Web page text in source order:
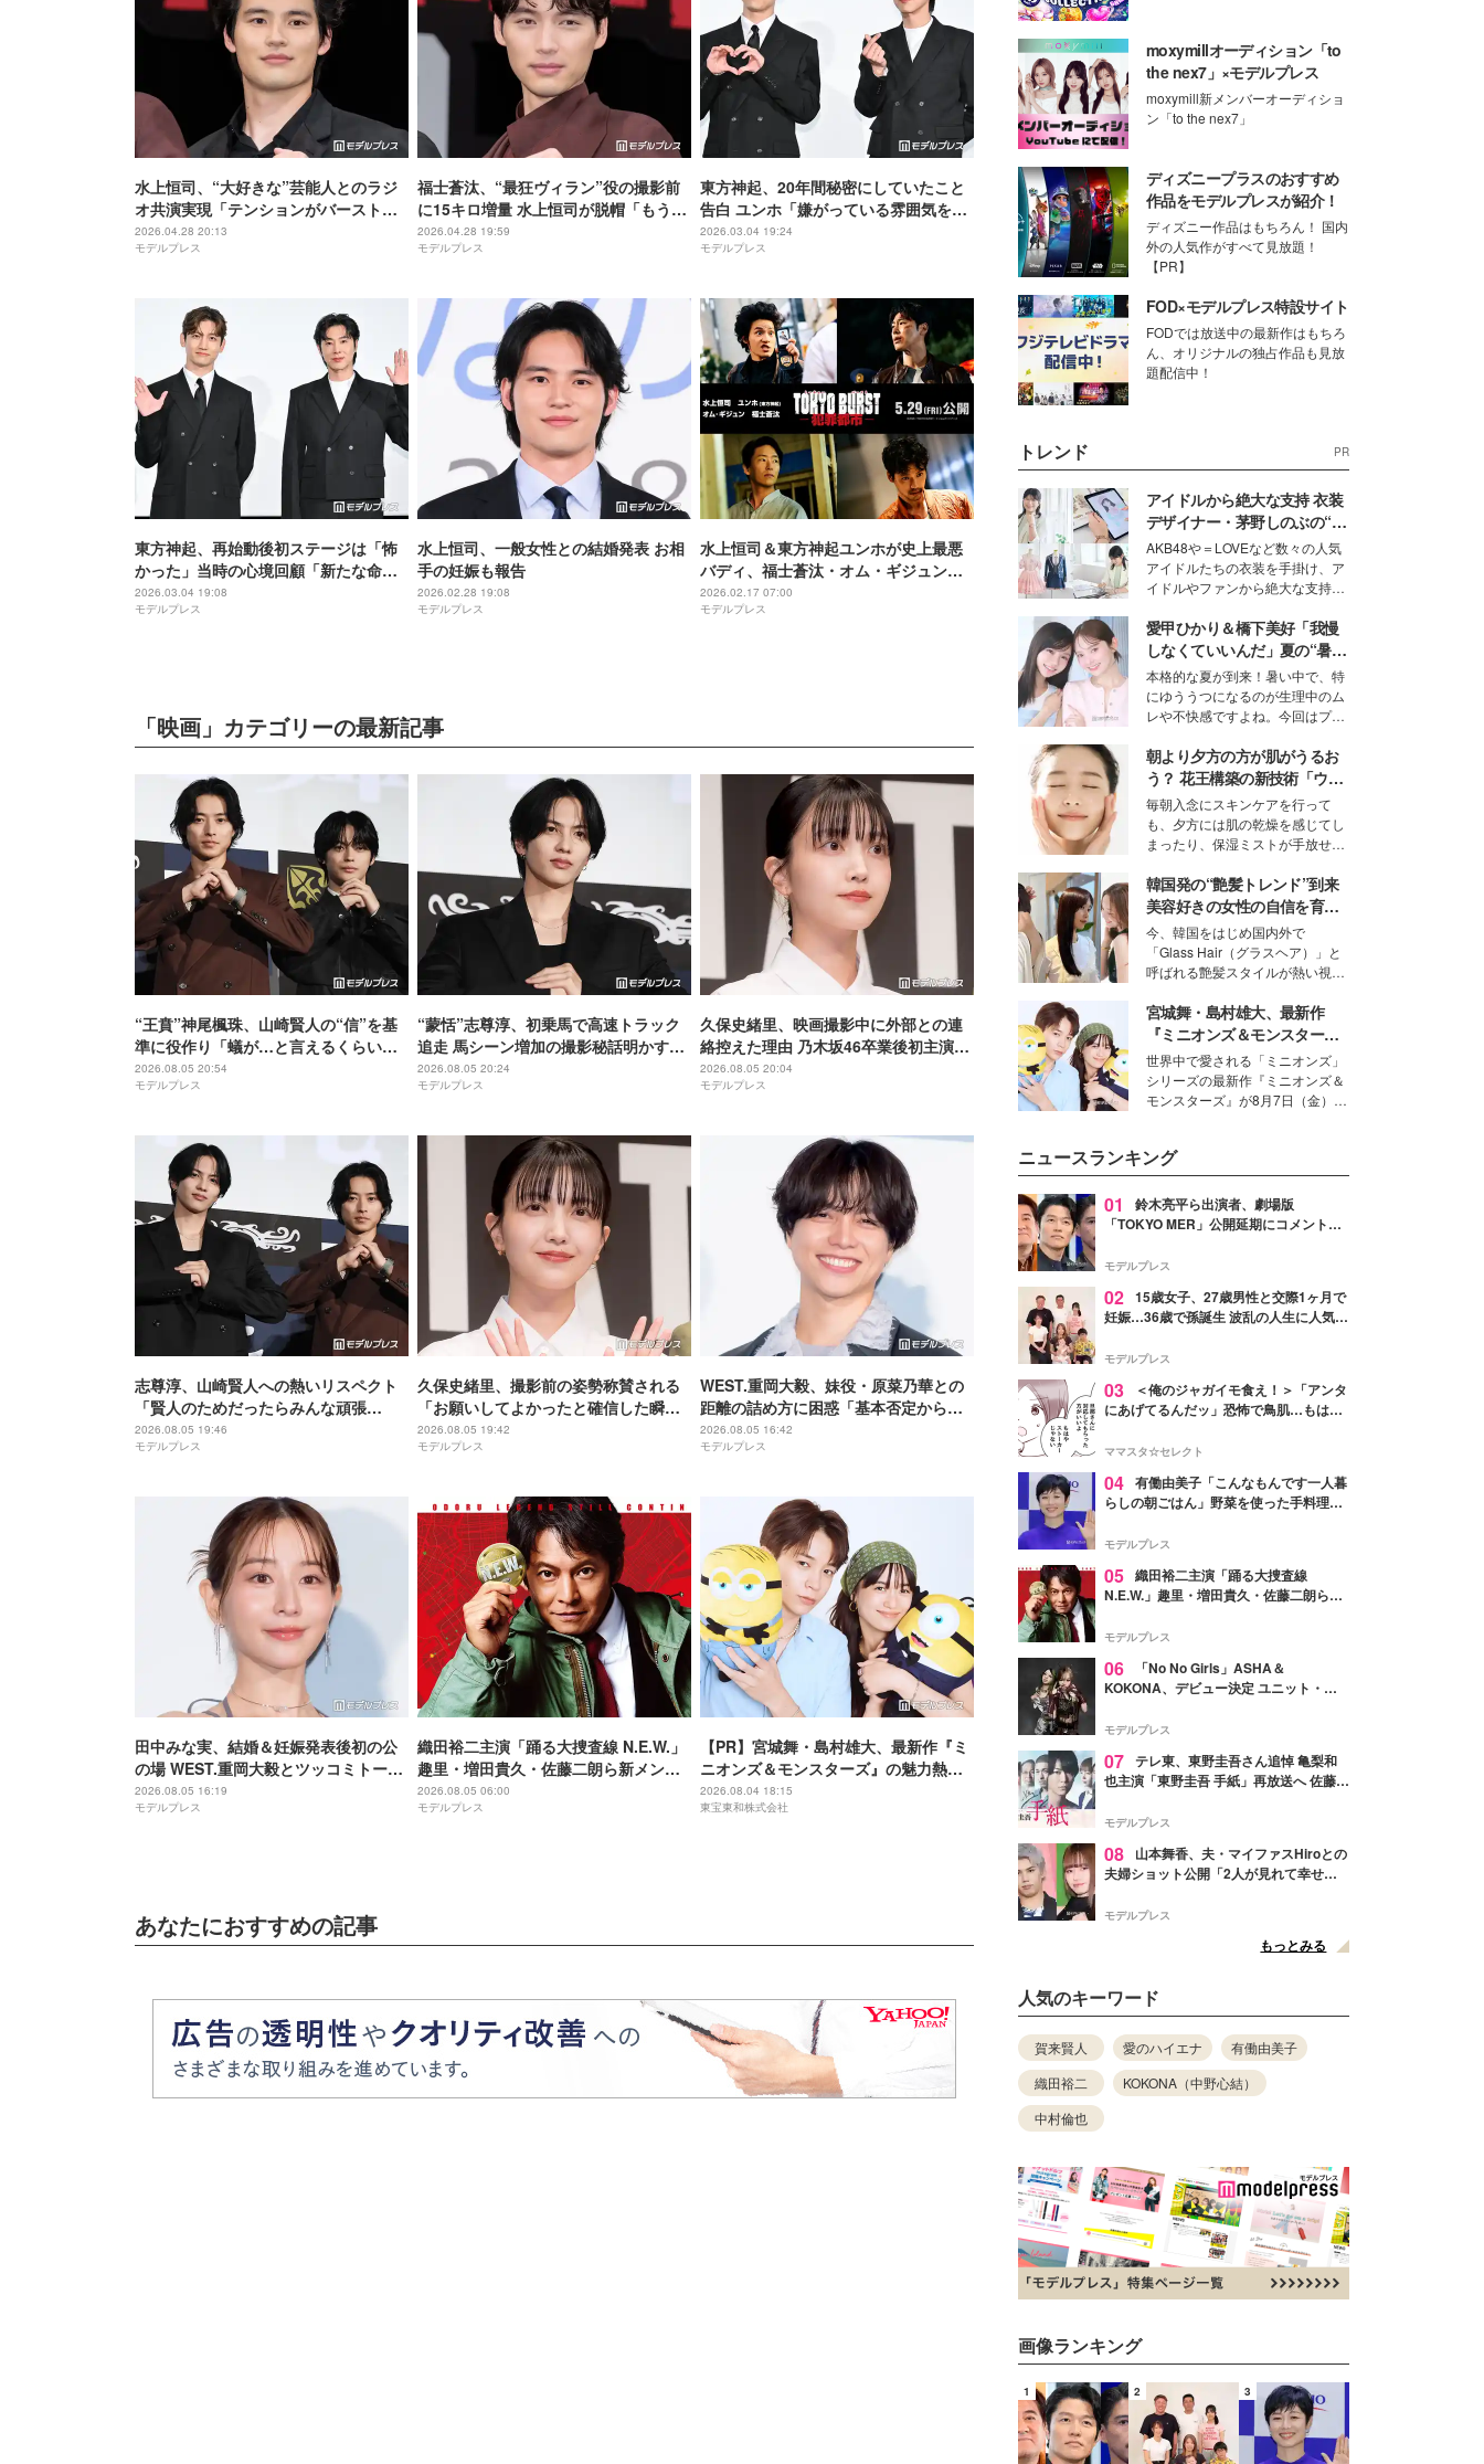
水上恒司、“大好きな”芸能人とのラジ
オ共演実現「テンションがバーストし
た時」と語る【TOKYO BURST-犯罪都
市-】
2026.04.28 20:13
モデルプレス
福士蒼汰、“最狂ヴィラン”役の撮影前
に15キロ増量 水上恒司が脱帽「もう僕
は筋肉って言えない」【TOKYO
BURST-犯罪都市-】
2026.04.28 19:59
モデルプレス
東方神起、20年間秘密にしていたこと
告白 ユンホ「嫌がっている雰囲気を出
していたのですが…」【東方神起 20th
Anniversary Film「IDENTITY」】
2026.03.04 19:24
モデルプレス
東方神起、再始動後初ステージは「怖
かった」当時の心境回顧「新たな命を
もらったような」【東方神起 20th
Anniversary Film「IDENTITY」】
2026.03.04 19:08
モデルプレス
水上恒司、一般女性との結婚発表 お相
手の妊娠も報告
2026.02.28 19:08
モデルプレス
水上恒司＆東方神起ユンホが史上最悪
バディ、福士蒼汰・オム・ギジュンが
最狂の敵に「TOKYO BURST-犯罪都
市-」日韓メインキャスト解禁
2026.02.17 07:00
モデルプレス
「映画」カテゴリーの最新記事
“王賁”神尾楓珠、山崎賢人の“信”を基
準に役作り「蟻が…と言えるくらいの
説得力がないと」【キングダム 魂の決
戦】
2026.08.05 20:54
モデルプレス
“蒙恬”志尊淳、初乗馬で高速トラック
追走 馬シーン増加の撮影秘話明かす
【キングダム 魂の決戦】
2026.08.05 20:24
モデルプレス
久保史緒里、映画撮影中に外部との連
絡控えた理由 乃木坂46卒業後初主演で
母親役に【世界は美しいと誰かが言っ
た】
2026.08.05 20:04
モデルプレス
志尊淳、山崎賢人への熱いリスペクト
「賢人のためだったらみんな頑張
る」“信”としての姿を絶賛【キングダ
ム 魂の決戦】
2026.08.05 19:46
モデルプレス
久保史緒里、撮影前の姿勢称賛される
「お願いしてよかったと確信した瞬
間」【世界は美しいと誰かが言った】
2026.08.05 19:42
モデルプレス
WEST.重岡大毅、妹役・原菜乃華との
距離の詰め方に困惑「基本否定から入
る会話をしてしまった」【5秒で完全犯
罪を生成する方法】
2026.08.05 16:42
モデルプレス
田中みな実、結婚＆妊娠発表後初の公
の場 WEST.重岡大毅とツッコミトーク
「子役みたいな子なので…」【5秒で完
全犯罪を生成する方法】
2026.08.05 16:19
モデルプレス
織田裕二主演「踊る大捜査線 N.E.W.」
趣里・増田貴久・佐藤二朗ら新メンバ
ー紹介映像解禁 各キャラクター象徴す
る“謎のキーワード”も
2026.08.05 06:00
モデルプレス
【PR】宮城舞・島村雄大、最新作『ミ
ニオンズ＆モンスターズ』の魅力熱弁
ハチャメチャだけじゃない“友情と
絆”に感動
2026.08.04 18:15
東宝東和株式会社
あなたにおすすめの記事
moxymillオーディション「to
the nex7」×モデルプレス
moxymill新メンバーオーディショ
ン「to the nex7」
ディズニープラスのおすすめ
作品をモデルプレスが紹介！
ディズニー作品はもちろん！ 国内
外の人気作がすべて見放題！
【PR】
FOD×モデルプレス特設サイト
FODでは放送中の最新作はもちろ
ん、オリジナルの独占作品も見放
題配信中！
トレンド PR
アイドルから絶大な支持 衣装
デザイナー・茅野しのぶの“可
愛い”を作る美学＜「シチズン
クロスシー」インタビュー＞
AKB48や＝LOVEなど数々の人気
アイドルたちの衣装を手掛け、ア
イドルやファンから絶大な支持を
取締役兼クリエイティブディレク
ター・茅野しのぶ。一人ひとりの
個性に寄り添い、魅力を引き出す
衣装作りは、多くの女性たちに勇
気と自信を与え続けている。
愛甲ひかり＆橋下美好「我慢
しなくていいんだ」夏の“暑さ
対策”の新しい選択肢とは？
本格的な夏が到来！暑い中で、特
にゆううつになるのが生理中のム
レや不快感ですよね。今回はプラ
モデル・愛甲ひかりさんと橋下美
好さんを迎えて本音で女子会トー
ク。猛暑のお出かけを快適に過ご
すヒントや、2人が感動した夏の
生理の新常識にも迫りました。
朝より夕方の方が肌がうるお
う？ 花王構築の新技術「ウォ
ーターキャプチャリングスキ
ン（捕水肌）」がスキンケア
の常識を変える予感
毎朝入念にスキンケアを行って
も、夕方には肌の乾燥を感じてし
まったり、保湿ミストが手放せな
な美容の常識を大きく変える可能
性を秘めた、革新的な「Water
Capturing Skin（ウォーターキャ
プチャリングスキン：捕水肌）」
技術を、花王が構築した。
韓国発の“艶髪トレンド”到来
美容好きの女性の自信を育む
「ヘアケア事情」って？
今、韓国をはじめ国内外で
「Glass Hair（グラスヘア）」と
呼ばれる艶髪スタイルが熱い視線
ションの完成度を高めるベースと
して、“髪そのものの美しさ”に改
めて注目する人が増えている様
子。今回は、そんな憧れの艶やか
な髪を日常で叶える、美容好きの
女性たちのヘアケア事情を紹介し
宮城舞・島村雄大、最新作
『ミニオンズ＆モンスター
ズ』の魅力熱弁 ハチャメチャ
だけじゃない“友情と絆”に感
動
世界中で愛される「ミニオンズ」
シリーズの最新作『ミニオンズ＆
モンスターズ』が8月7日（金）に
デルの宮城舞と島村雄大の特別対
談をお届け！それぞれの視点か
ら、今作ならではの魅力や予想外
の感動をもたらす奥深いストーリ
た。
ニュースランキング
01
鈴木亮平ら出演者、劇場版
「TOKYO MER」公開延期にコメント
最大の敬意とエールを」
モデルプレス
02 15歳女子、27歳男性と交際1ヶ月で
妊娠…36歳で孫誕生 波乱の人生に人気タ
よ！」
モデルプレス
03
＜俺のジャガイモ食え！＞「アンタ
にあげてるんだッ」恐怖で鳥肌…もはや
ママスタ☆セレクト
04 有働由美子「こんなもんです一人暮
らしの朝ごはん」野菜を使った手料理公
そう」と反響
モデルプレス
05 織田裕二主演「踊る大捜査線
N.E.W.」趣里・増田貴久・佐藤二朗ら新
徴する“謎のキーワード”も
モデルプレス
06
「No No Girls」ASHA＆
KOKONA、デビュー決定 ユニット・
リリースへ
モデルプレス
07 テレ東、東野圭吾さん追悼 亀梨和
也主演「東野圭吾 手紙」再放送へ 佐藤隆
モデルプレス
08
山本舞香、夫・マイファスHiroとの
夫婦ショット公開「2人が見れて幸せ」
モデルプレス
もっとみる
人気のキーワード
賀来賢人 愛のハイエナ
有働由美子
織田裕二
KOKONA（中野心結）
中村倫也
画像ランキング
1 2 3